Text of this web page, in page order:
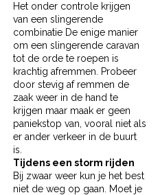
Het onder controle krijgen
van een slingerende
combinatie De enige manier
om een slingerende caravan
tot de orde te roepen is
krachtig afremmen. Probeer
door stevig af remmen de
zaak weer in de hand te
krijgen maar maak er geen
paniekstop van, vooral niet als
er ander verkeer in de buurt
is.
Tijdens een storm rijden
Bij zwaar weer kun je het best
niet de weg op gaan. Moet je